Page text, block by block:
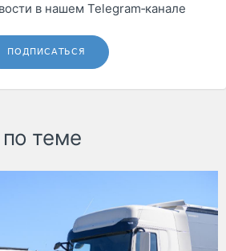
в нашем Telegram‑канале
ПОДПИСАТЬСЯ
теме